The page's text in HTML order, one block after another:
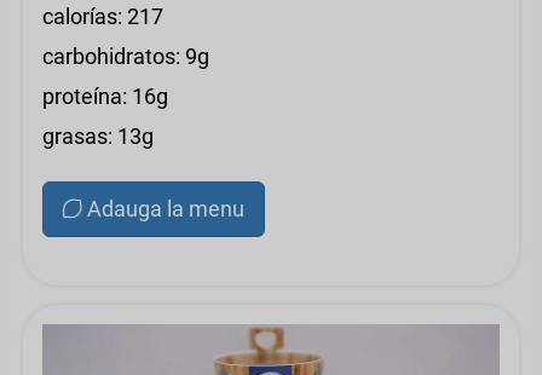
calorías: 217
carbohidratos: 9g
proteína: 16g
grasas: 13g
Adauga la menu